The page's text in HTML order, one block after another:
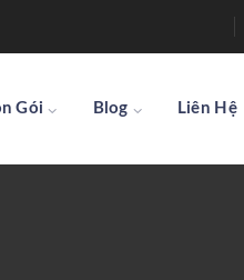
Gói Blog Liên Hệ